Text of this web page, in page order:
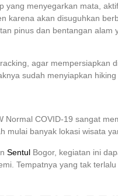
yang menyegarkan mata,
karena akan disuguhkan
pinus dan bentangan
agar mempersiapkan
sudah menyiapkan
Normal COVID-19 sangat
mulai banyak lokasi wisata
Sentul Bogor, kegiatan ini
Tempatnya yang tak